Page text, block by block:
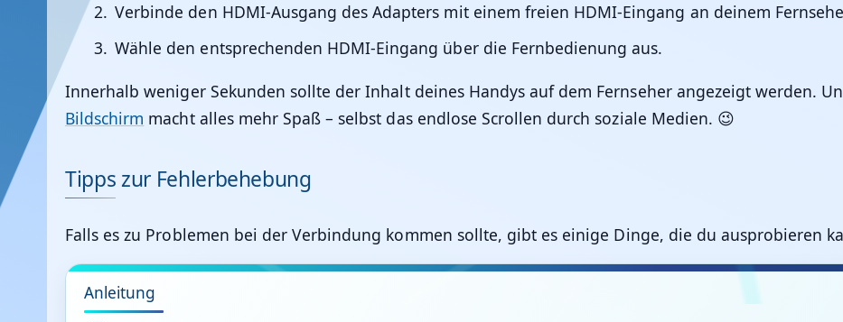
Verbinde den HDMI-Ausgang des Adapters mit einem freien HDMI-Eingang an deinem
Wähle den entsprechenden HDMI-Eingang über die Fernbedienung aus.
Innerhalb weniger Sekunden sollte der Inhalt deines Handys auf dem Fernseher angezeigt werden.
Bildschirm macht alles mehr Spaß – selbst das endlose Scrollen durch soziale Medien. 😉
Tipps zur Fehlerbehebung
Falls es zu Problemen bei der Verbindung kommen sollte, gibt es einige Dinge, die du ausprobieren
Anleitung